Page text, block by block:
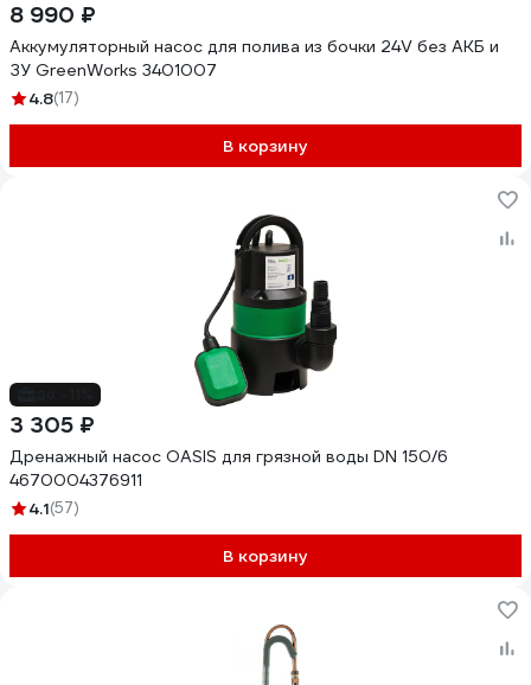
8 990 ₽
Аккумуляторный насос для полива из бочки 24V без АКБ и
ЗУ GreenWorks 3401007
4.8(17)
В корзину
3 305 ₽
Дренажный насос OASIS для грязной воды DN 150/6
4670004376911
4.1(57)
В корзину